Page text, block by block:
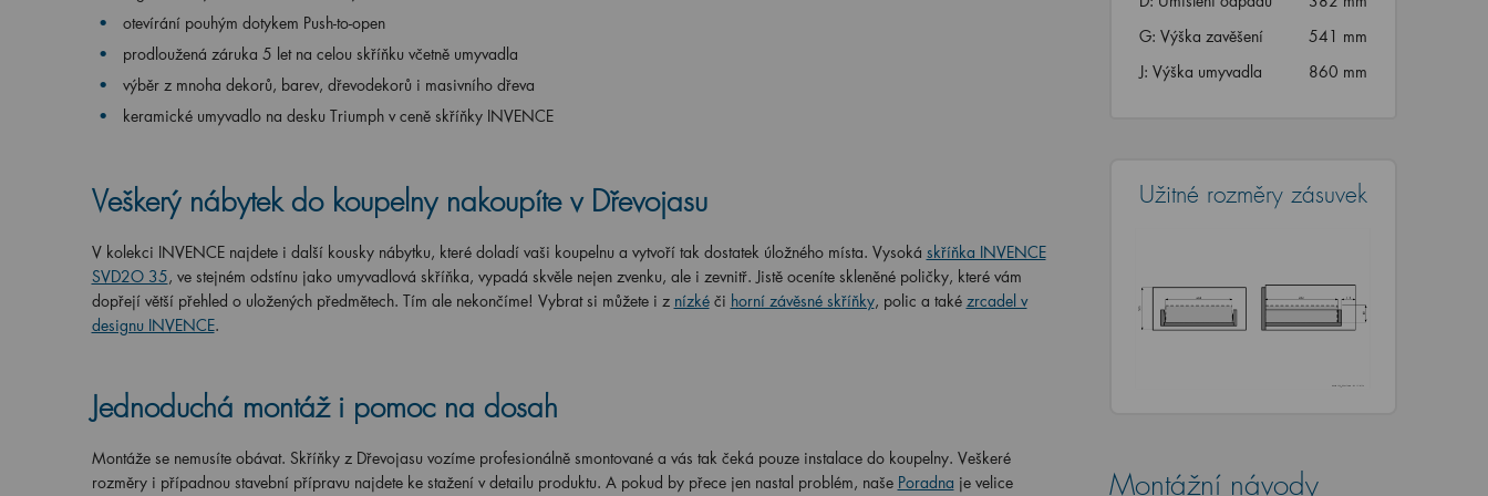
otevírání pouhým dotykem Push-to-open
prodloužená záruka 5 let na celou skříňku včetně umyvadla
výběr z mnoha dekorů, barev, dřevodekorů i masivního dřeva
keramické umyvadlo na desku Triumph v ceně skříňky INVENCE
Veškerý nábytek do koupelny nakoupíte v Dřevojasu
V kolekci INVENCE najdete i další kousky nábytku, které doladí vaši koupelnu a vytvoří tak dostatek úložného místa. Vysoká skříňka INVENCE
SVD2O 35, ve stejném odstínu jako umyvadlová skříňka, vypadá skvěle nejen zvenku, ale i zevnitř. Jistě oceníte skleněné poličky, které vám
dopřejí větší přehled o uložených předmětech. Tím ale nekončíme! Vybrat si můžete i z nízké či horní závěsné skříňky, polic a také zrcadel v
designu INVENCE.
Jednoduchá montáž i pomoc na dosah
Montáže se nemusíte obávat. Skříňky z Dřevojasu vozíme profesionálně smontované a vás tak čeká pouze instalace do koupelny. Veškeré
rozměry i případnou stavební přípravu najdete ke stažení v detailu produktu. A pokud by přece jen nastal problém, naše Poradna je velice
G: Výška zavěšení
541 mm
J: Výška umyvadla
860 mm
Užitné rozměry zásuvek
Montážní návody